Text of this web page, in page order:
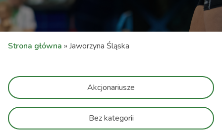
Strona główna » Jaworzyna Śląska
Akcjonariusze
Bez kategorii